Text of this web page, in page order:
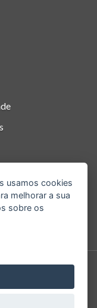
usamos cookies
melhorar a sua
sobre os